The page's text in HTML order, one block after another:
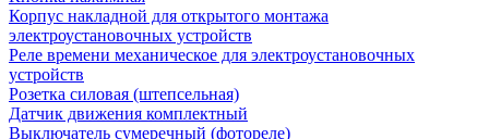
Корпус накладной для открытого монтажа
электроустановочных устройств
Реле времени механическое для электроустановочных
устройств
Розетка силовая (штепсельная)
Датчик движения комплектный
Выключатель сумеречный (фотореле)